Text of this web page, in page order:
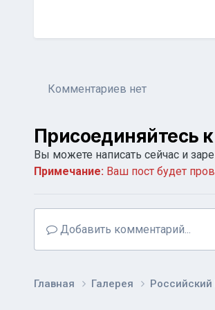
Комментариев нет
Присоединяйтесь
Вы можете написать сейчас и
Примечание: Ваш пост будет
Добавить комментарий...
Главная Галерея Российский